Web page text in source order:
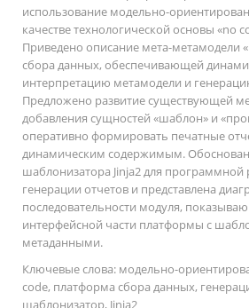
использование модельно-
качестве технологической основы «no
Приведено описание мета-метамодели
сбора данных, обеспечивающей
интерпретацию метамодели и
Предложено развитие существующей
добавления сущностей «шаблон» и
оперативно формировать печатные
динамическим содержимым.
шаблонизатора Jinja2 для программной
генерации отчетов и представлена
последовательности модуля,
интерфейсной части платформы с
метаданными.
Ключевые слова: модельно-
code, платформа сбора данных,
шаблонизатор, Jinja2